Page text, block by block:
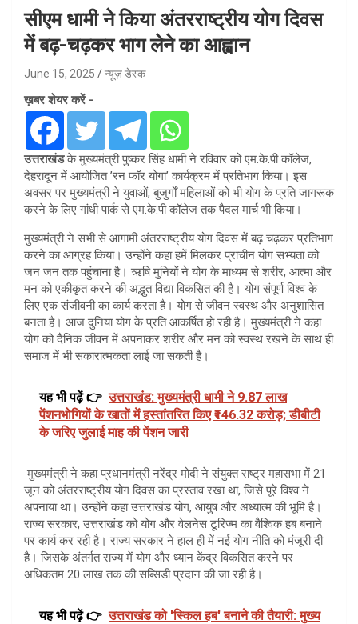
सीएम धामी ने किया अंतरराष्ट्रीय योग दिवस
में बढ़-चढ़कर भाग लेने का आह्वान
June 15, 2025 न्यूज़ डेस्क
ख़बर शेयर करें -
उत्तराखंडके मुख्यमंत्री पुष्कर सिंह धामी ने रविवार को एम.के.पी कॉलेज,
देहरादून में आयोजित ’रन फॉर योगा’ कार्यक्रम में प्रतिभाग किया। इस
अवसर पर मुख्यमंत्री ने युवाओं, बुजुर्गों महिलाओं को भी योग के प्रति जागरूक
करने के लिए गांधी पार्क से एम.के.पी कॉलेज तक पैदल मार्च भी किया।
मुख्यमंत्री ने सभी से आगामी अंतरराष्ट्रीय योग दिवस में बढ़ चढ़कर प्रतिभाग
करने का आग्रह किया। उन्होंने कहा हमें मिलकर प्राचीन योग सभ्यता को
जन जन तक पहुंचाना है। ऋषि मुनियों ने योग के माध्यम से शरीर, आत्मा और
मन को एकीकृत करने की अद्भुत विद्या विकसित की है। योग संपूर्ण विश्व के
लिए एक संजीवनी का कार्य करता है। योग से जीवन स्वस्थ और अनुशासित
बनता है। आज दुनिया योग के प्रति आकर्षित हो रही है। मुख्यमंत्री ने कहा
योग को दैनिक जीवन में अपनाकर शरीर और मन को स्वस्थ रखने के साथ ही
समाज में भी सकारात्मकता लाई जा सकती है।
यह भी पढ़ें 👉 उत्तराखंड: मुख्यमंत्री धामी ने 9.87 लाख
पेंशनभोगियों के खातों में हस्तांतरित किए ₹146.32 करोड़; डीबीटी
के जरिए जुलाई माह की पेंशन जारी
मुख्यमंत्री ने कहा प्रधानमंत्री नरेंद्र मोदी ने संयुक्त राष्ट्र महासभा में 21
जून को अंतरराष्ट्रीय योग दिवस का प्रस्ताव रखा था, जिसे पूरे विश्व ने
अपनाया था। उन्होंने कहा उत्तराखंड योग, आयुष और अध्यात्म की भूमि है।
राज्य सरकार, उत्तराखंड को योग और वेलनेस टूरिज्म का वैश्विक हब बनाने
पर कार्य कर रही है। राज्य सरकार ने हाल ही में नई योग नीति को मंजूरी दी
है। जिसके अंतर्गत राज्य में योग और ध्यान केंद्र विकसित करने पर
अधिकतम 20 लाख तक की सब्सिडी प्रदान की जा रही है।
यह भी पढ़ें 👉 उत्तराखंड को 'स्किल हब' बनाने की तैयारी: मुख्य